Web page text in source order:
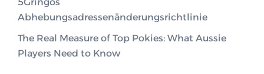
Abhebungsadressenänderungsrichtlinie
The Real Measure of Top Pokies: What Aussie
Players Need to Know